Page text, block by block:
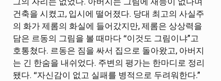
건축을 시켰고, 입시에 떨어졌다. 당대 최고의 사실주
의 화가 제롬의 화실에 들어갔지만, 제롬은 상상력을
담은 르동의 그림을 볼 때마다 “이것도 그림이냐”고
호통쳤다. 르동은 짐을 싸서 집으로 돌아왔고, 아버지
는 긴 한숨을 내쉬었다. 주변의 평가는 한마디로 정리
됐다. “자신감이 없고 실패를 병적으로 두려워한다.”